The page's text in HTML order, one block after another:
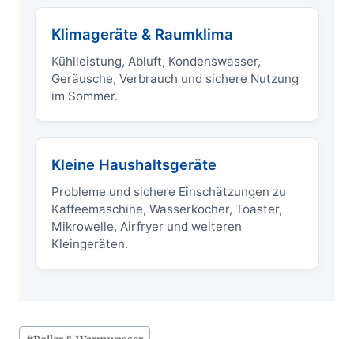
Klimageräte & Raumklima
Kühlleistung, Abluft, Kondenswasser,
Geräusche, Verbrauch und sichere Nutzung
im Sommer.
Kleine Haushaltsgeräte
Probleme und sichere Einschätzungen zu
Kaffeemaschine, Wasserkocher, Toaster,
Mikrowelle, Airfryer und weiteren
Kleingeräten.
Schlagworte: